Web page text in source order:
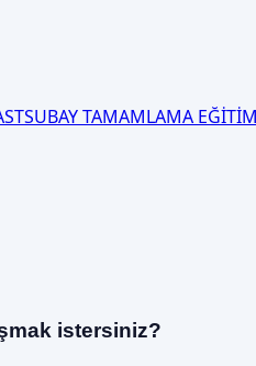
TAMAMLAMA
istersiniz?